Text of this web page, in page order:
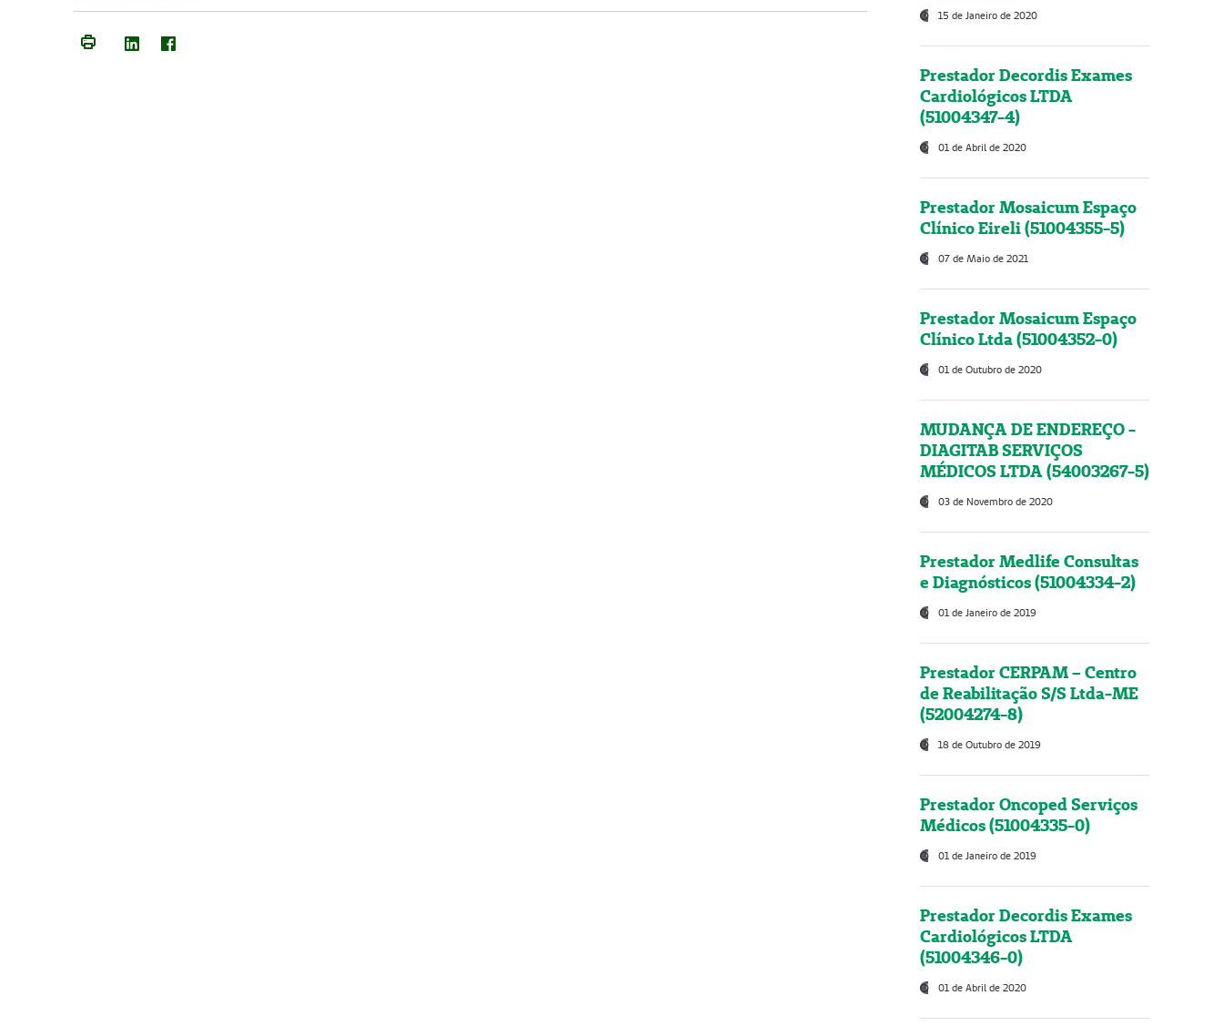
15 de Janeiro de 2020
Prestador Decordis Exames
Cardiológicos LTDA
(51004347-4)
01 de Abril de 2020
Prestador Mosaicum Espaço
Clínico Eireli (51004355-5)
07 de Maio de 2021
Prestador Mosaicum Espaço
Clínico Ltda (51004352-0)
01 de Outubro de 2020
MUDANÇA DE ENDEREÇO -
DIAGITAB SERVIÇOS
MÉDICOS LTDA (54003267-5)
03 de Novembro de 2020
Prestador Medlife Consultas
e Diagnósticos (51004334-2)
01 de Janeiro de 2019
Prestador CERPAM – Centro
de Reabilitação S/S Ltda-ME
(52004274-8)
18 de Outubro de 2019
Prestador Oncoped Serviços
Médicos (51004335-0)
01 de Janeiro de 2019
Prestador Decordis Exames
Cardiológicos LTDA
(51004346-0)
01 de Abril de 2020